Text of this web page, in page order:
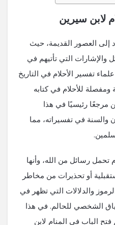
لابن سيرين
إلى العصور القديمة، حيث
والإشارات التي تأتيهم في
تفسير الأحلام في التاريخ
للأحلام في كتابه
مرجعًا رئيسيًا في هذا
والسنة في تفسيراته، مما
تحمل رسائل من الله، وأنها
أو تحذيرات من مخاطر
والدلالات التي تظهر في
الشخصي للحالم. في هذا
الباب في المنام لابن